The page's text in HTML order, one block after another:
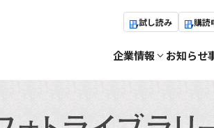
試し読み 購読
企業情報 お知らせ